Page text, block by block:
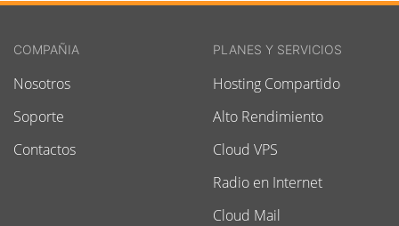
COMPAÑIA
Nosotros
Soporte
Contactos
PLANES Y SERVICIOS
Hosting Compartido
Alto Rendimiento
Cloud VPS
Radio en Internet
Cloud Mail